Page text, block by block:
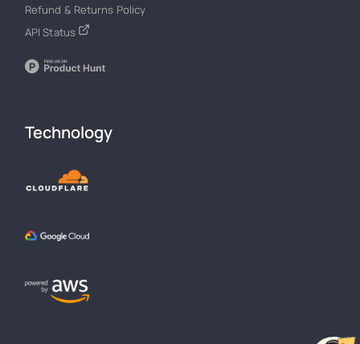
Refund & Returns Policy
API Status
Technology